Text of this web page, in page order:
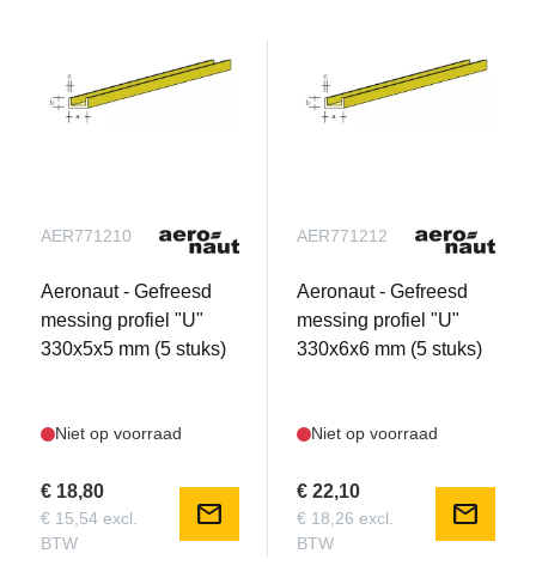
AER771210
Aeronaut - Gefreesd
messing profiel "U"
330x5x5 mm (5 stuks)
Niet op voorraad
€ 18,80
€ 15,54 excl.
BTW
mail
AER771212
Aeronaut - Gefreesd
messing profiel "U"
330x6x6 mm (5 stuks)
Niet op voorraad
€ 22,10
€ 18,26 excl.
BTW
mail